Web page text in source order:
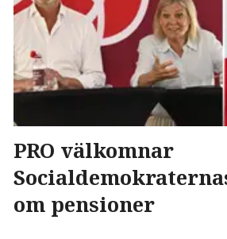
PRO välkomnar
om pensioner